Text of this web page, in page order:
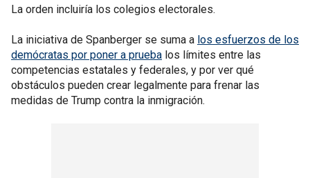
La orden incluiría los colegios electorales.
La iniciativa de Spanberger se suma a los esfuerzos de los
demócratas por poner a prueba los límites entre las
competencias estatales y federales, y por ver qué
obstáculos pueden crear legalmente para frenar las
medidas de Trump contra la inmigración.